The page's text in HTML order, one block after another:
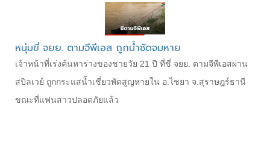
หนุ่มขี่ จยย. ตามจีพีเอส ถูกน้ำซัดจมหาย
เจ้าหน้าที่เร่งค้นหาร่างของชายวัย 21 ปี ที่ขี่ จยย. ตามจีพีเอสผ่าน
สปิลเวย์ ถูกกระแสน้ำเชี่ยวพัดสูญหายใน อ.ไชยา จ.สุราษฎร์ธานี
ขณะที่แฟนสาวปลอดภัยแล้ว